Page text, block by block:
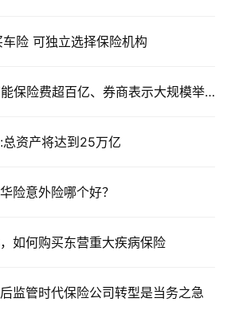
险 可独立选择保险机构
险费超百亿、券商表示大规模举牌不可持续
资产将达到25万亿
险意外险哪个好？
如何购买东营重大疾病保险
监管时代保险公司转型是当务之急